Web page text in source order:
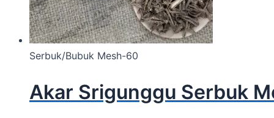
Serbuk/Bubuk Mesh-60
Akar Srigunggu Serbuk